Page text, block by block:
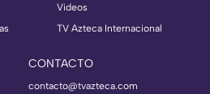
Videos
TV Azteca Internacional
CONTACTO
contacto@tvazteca.com